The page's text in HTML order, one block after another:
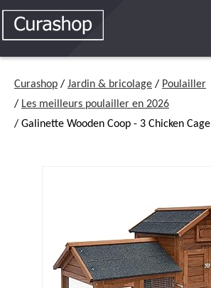
Curashop / Jardin & bricolage / Poulailler
/ Les meilleurs poulailler en 2026
/ Galinette Wooden Coop - 3 Chicken Cage